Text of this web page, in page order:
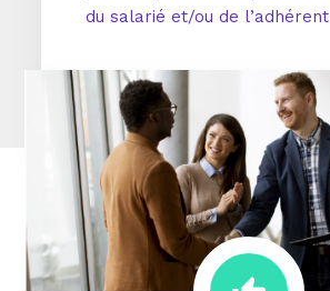
du salarié et/ou de